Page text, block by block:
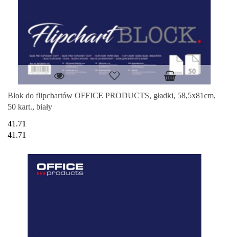
Blok do flipchartów OFFICE PRODUCTS, gładki, 58,5x81cm,
50 kart., biały
41.71
41.71